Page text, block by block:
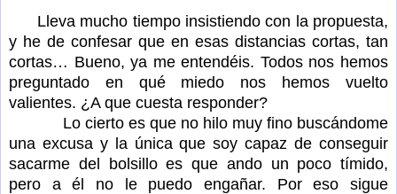
Lleva mucho tiempo insistiendo con la propuesta,
y he de confesar que en esas distancias cortas, tan
cortas… Bueno, ya me entendéis. Todos nos hemos
preguntado en qué miedo nos hemos vuelto
valientes. ¿A que cuesta responder?
Lo cierto es que no hilo muy fino buscándome
una excusa y la única que soy capaz de conseguir
sacarme del bolsillo es que ando un poco tímido,
pero a él no le puedo engañar. Por eso sigue